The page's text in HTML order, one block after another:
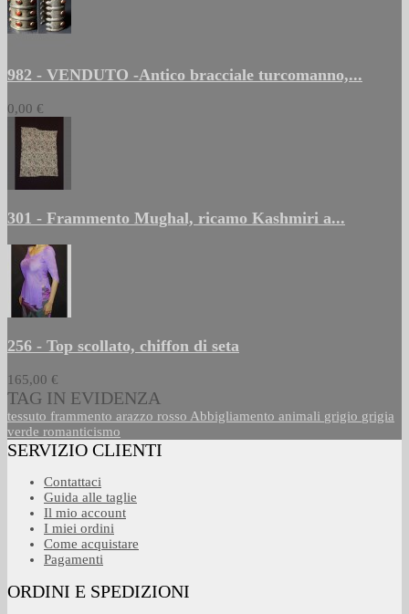
982 - VENDUTO -Antico bracciale turcomanno,...
0,00 €
301 - Frammento Mughal, ricamo Kashmiri a...
256 - Top scollato, chiffon di seta
165,00 €
TAG IN EVIDENZA
tessuto frammento arazzo rosso Abbigliamento animali grigio grigia
verde romanticismo
SERVIZIO CLIENTI
Contattaci
Guida alle taglie
Il mio account
I miei ordini
Come acquistare
Pagamenti
ORDINI E SPEDIZIONI